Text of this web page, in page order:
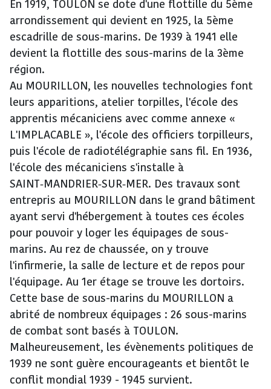
En 1919, TOULON se dote d'une flottille du 5ème
arrondissement qui devient en 1925, la 5ème
escadrille de sous-marins. De 1939 à 1941 elle
devient la flottille des sous-marins de la 3ème
région.
Au MOURILLON, les nouvelles technologies font
leurs apparitions, atelier torpilles, l'école des
apprentis mécaniciens avec comme annexe «
L'IMPLACABLE », l'école des officiers torpilleurs,
puis l'école de radiotélégraphie sans fil. En 1936,
l'école des mécaniciens s'installe à
SAINT‑MANDRIER‑SUR‑MER. Des travaux sont
entrepris au MOURILLON dans le grand bâtiment
ayant servi d'hébergement à toutes ces écoles
pour pouvoir y loger les équipages de sous-
marins. Au rez de chaussée, on y trouve
l'infirmerie, la salle de lecture et de repos pour
l'équipage. Au 1er étage se trouve les dortoirs.
Cette base de sous-marins du MOURILLON a
abrité de nombreux équipages : 26 sous-marins
de combat sont basés à TOULON.
Malheureusement, les évènements politiques de
1939 ne sont guère encourageants et bientôt le
conflit mondial 1939 - 1945 survient.